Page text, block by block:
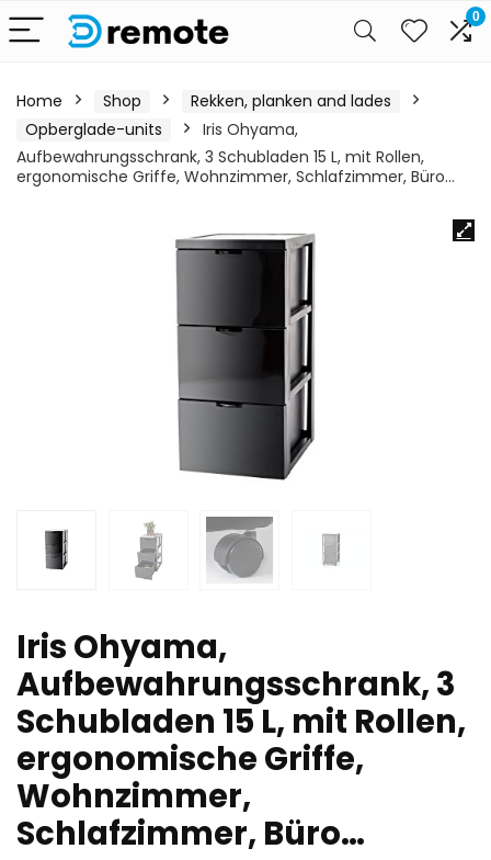
0
Home Shop
Rekken, planken and lades
Opberglade-units
Iris Ohyama,
Aufbewahrungsschrank, 3 Schubladen 15 L, mit Rollen,
ergonomische Griffe, Wohnzimmer, Schlafzimmer, Büro…
Iris Ohyama,
Aufbewahrungsschrank, 3
Schubladen 15 L, mit Rollen,
ergonomische Griffe,
Wohnzimmer,
Schlafzimmer, Büro…